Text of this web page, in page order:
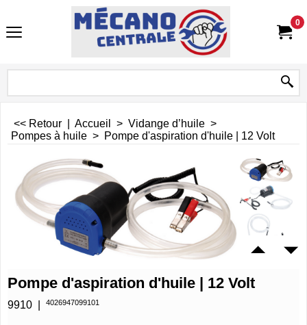
0
<< Retour Accueil > Vidange d’huile >
Pompes à huile > Pompe d'aspiration d'huile | 12 Volt
Pompe d'aspiration d'huile | 12 Volt
9910 4026947099101